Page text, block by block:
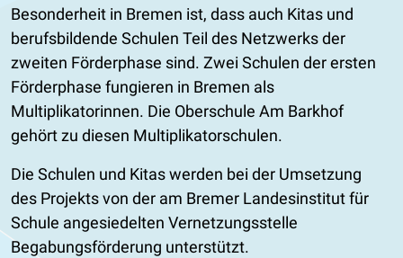
Besonderheit in Bremen ist, dass auch Kitas und
berufsbildende Schulen Teil des Netzwerks der
zweiten Förderphase sind. Zwei Schulen der ersten
Förderphase fungieren in Bremen als
Multiplikatorinnen. Die Oberschule Am Barkhof
gehört zu diesen Multiplikatorschulen.
Die Schulen und Kitas werden bei der Umsetzung
des Projekts von der am Bremer Landesinstitut für
Schule angesiedelten Vernetzungsstelle
Begabungsförderung unterstützt.